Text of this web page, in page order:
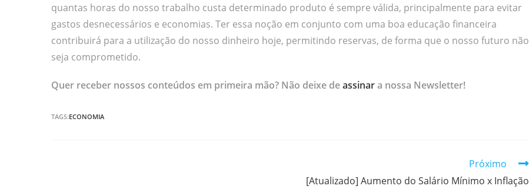
quantas horas do nosso trabalho custa determinado produto é sempre válida, principalmente para evitar
gastos desnecessários e economias. Ter essa noção em conjunto com uma boa educação financeira
contribuirá para a utilização do nosso dinheiro hoje, permitindo reservas, de forma que o nosso futuro não
seja comprometido.
Quer receber nossos conteúdos em primeira mão? Não deixe deassinara nossa Newsletter!
TAGS:ECONOMIA
Próximo
[Atualizado] Aumento do Salário Mínimo x Inflação